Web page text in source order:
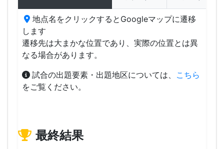
地点名をクリックするとGoogleマップに遷移
します
遷移先は大まかな位置であり、実際の位置とは異
なる場合があります。
試合の出題要素・出題地区については、 こちら
をご覧ください。
最終結果